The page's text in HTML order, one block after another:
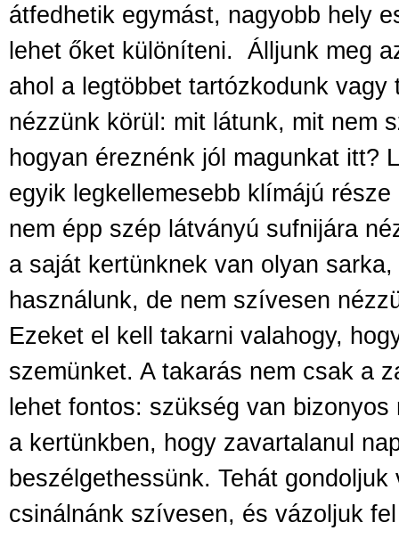
átfedhetik egymást, nagyobb hely
lehet őket különíteni. Álljunk meg
ahol a legtöbbet tartózkodunk vagy
nézzünk körül: mit látunk, mit nem
hogyan éreznénk jól magunkat itt?
egyik legkellemesebb klímájú
nem épp szép látványú sufnijára
a saját kertünknek van olyan
használunk, de nem szívesen
Ezeket el kell takarni valahogy,
szemünket. A takarás nem csak a
lehet fontos: szükség van
a kertünkben, hogy zavartalanul
beszélgethessünk. Tehát
csinálnánk szívesen, és vázoljuk